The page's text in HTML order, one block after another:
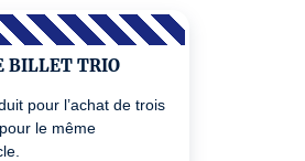
BILLET TRIO
pour l’achat de trois
le même